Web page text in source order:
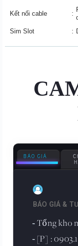
Kết nối cable :
Sim Slot
:
BÁO GIÁ
BÁO GIÁ &
- Tổng kho
- [P] :